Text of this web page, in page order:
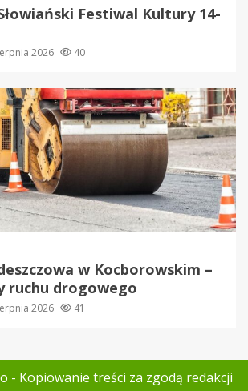
Festiwal Kultury 14-
2026 40
w Kocborowskim –
ruchu drogowego
2026 41
- Kopiowanie treści za zgodą redakcji